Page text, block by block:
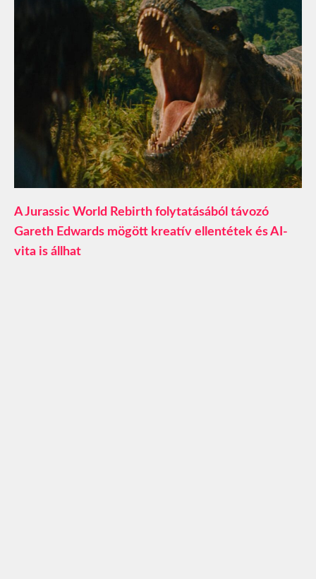
A Jurassic World Rebirth folytatásából távozó
Gareth Edwards mögött kreatív ellentétek és AI-
vita is állhat